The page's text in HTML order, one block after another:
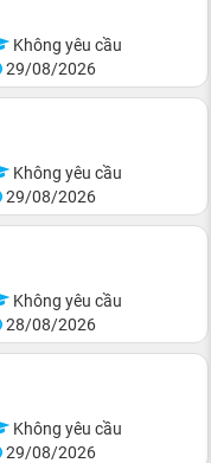
Không yêu cầu
29/08/2026
Không yêu cầu
29/08/2026
Không yêu cầu
28/08/2026
Không yêu cầu
29/08/2026